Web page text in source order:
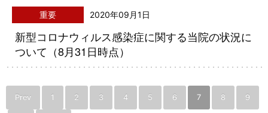
2020年09月1日
重要
新型コロナウィルス感染症に関する当院の状況に
ついて（8月31日時点）
Prev 1 2 3 4 5 6 7 8 9